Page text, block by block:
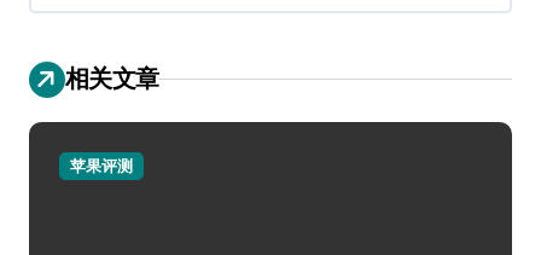
相关文章
苹果评测